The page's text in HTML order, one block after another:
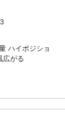
ハイポジショ
広がる